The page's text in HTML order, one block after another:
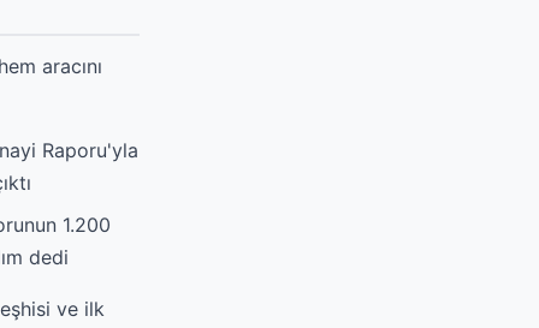
aracını
Raporu'yla
1.200
dedi
ve ilk